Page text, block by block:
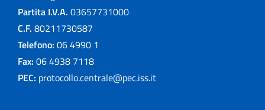
Partita I.V.A. 03657731000
C.F. 80211730587
Telefono: 06 4990 1
Fax: 06 4938 7118
PEC: protocollo.centrale@pec.iss.it